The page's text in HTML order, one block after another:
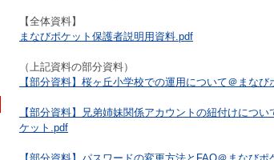
【全体資料】
まなびポケット保護者説明用資料.pdf
（上記資料の部分資料）
【部分資料】桜ヶ丘小学校での運用について＠まなび
【部分資料】兄弟姉妹関係アカウントの紐付けについ
ケット.pdf